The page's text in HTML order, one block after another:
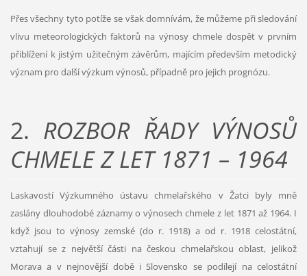
Přes všechny tyto potíže se však domnívám, že můžeme při sledování
vlivu meteorologických faktorů na výnosy chmele dospět v prvním
přiblížení k jistým užitečným závěrům, majícím především metodický
význam pro další výzkum výnosů, případně pro jejich prognózu.
2. ROZBOR ŘADY VÝNOSŮ
CHMELE Z LET 1871 – 1964
Laskavostí Výzkumného ústavu chmelařského v Žatci byly mně
zaslány dlouhodobé záznamy o výnosech chmele z let 1871 až 1964. I
když jsou to výnosy zemské (do r. 1918) a od r. 1918 celostátní,
vztahují se z největší části na českou chmelařskou oblast, jelikož
Morava a v nejnovější době i Slovensko se podílejí na celostátní